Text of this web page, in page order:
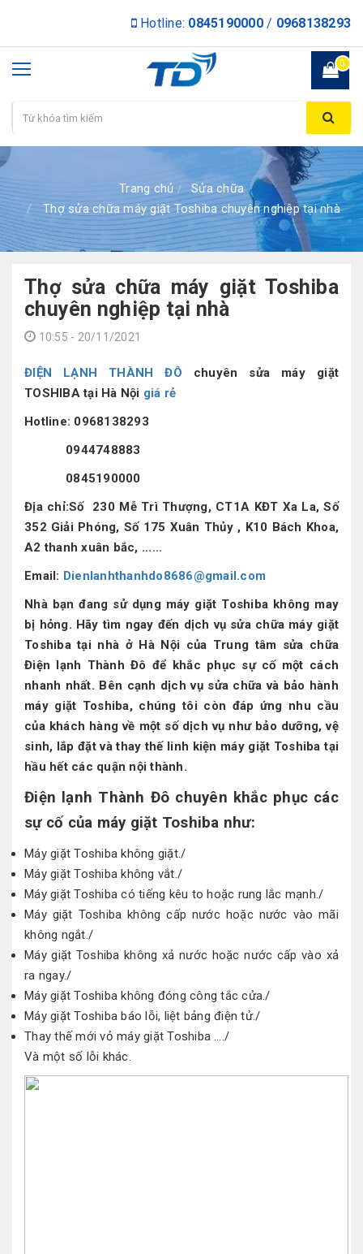
Hotline: 0845190000/ 0968138293
0
Trang chủ
Sửa chữa
Thợ sửa chữa máy giặt Toshiba chuyên nghiệp tại nhà
Thợ sửa chữa máy giặt Toshiba
chuyên nghiệp tại nhà
10:55 - 20/11/2021
ĐIỆN LẠNH THÀNH ĐÔ chuyên sửa máy giặt
TOSHIBA tại Hà Nội giá rẻ
Hotline: 0968138293
0944748883
0845190000
Địa chỉ:Số 230 Mễ Trì Thượng, CT1A KĐT Xa La, Số
352 Giải Phóng, Số 175 Xuân Thủy , K10 Bách Khoa,
A2 thanh xuân bắc, ......
Email: Dienlanhthanhdo8686@gmail.com
Nhà bạn đang sử dụng máy giặt Toshiba không may
bị hỏng. Hãy tìm ngay đến dịch vụ sửa chữa máy giặt
Toshiba tại nhà ở Hà Nội của Trung tâm sửa chữa
Điện lạnh Thành Đô để khắc phục sự cố một cách
nhanh nhất. Bên cạnh dịch vụ sửa chữa và bảo hành
máy giặt Toshiba, chúng tôi còn đáp ứng nhu cầu
của khách hàng về một số dịch vụ như bảo dưỡng, vệ
sinh, lắp đặt và thay thế linh kiện máy giặt Toshiba tại
hầu hết các quận nội thành.
Điện lạnh Thành Đô chuyên khắc phục các
sự cố của máy giặt Toshiba như:
Máy giặt Toshiba không giặt./
Máy giặt Toshiba không vắt./
Máy giặt Toshiba có tiếng kêu to hoặc rung lắc mạnh./
Máy giặt Toshiba không cấp nước hoặc nước vào mãi
không ngắt./
Máy giặt Toshiba không xả nước hoặc nước cấp vào xả
ra ngay./
Máy giặt Toshiba không đóng công tắc cửa./
Máy giặt Toshiba báo lỗi, liệt bảng điện tử./
Thay thế mới vỏ máy giặt Toshiba …./
Và một số lỗi khác.